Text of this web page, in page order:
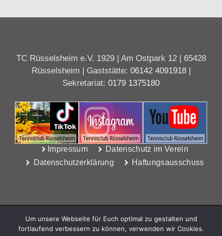
TC Rüsselsheim e.V. 1929 | Am Ostpark 12 | 65428
Rüsselsheim | Gaststätte: 06142 4091918|
Sekretariat: 0179 1375180
Impressum
Datenschutz im Verein
Datenschutzerklärung
Haftungsausschuss
Um unsere Webseite für Euch optimal zu gestalten und
fortlaufend verbessern zu können, verwenden wir Cookies.